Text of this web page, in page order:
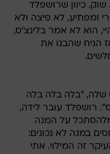
כיוון שרושפלד
ומפתיע, לא פיצה ולא
הוא לא אמר בלינצ'ס,
הניח שהבנו את
שלה, "בלה בלה בלה
רושפלד עובר לידה,
על המנה
במנה לא נכונים:
זה המילוי. אתי